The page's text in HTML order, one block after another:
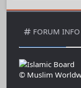
FORUM INFO
© Muslim